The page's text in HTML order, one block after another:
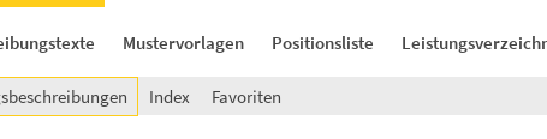
Mustervorlagen Positionsliste
Index Favoriten